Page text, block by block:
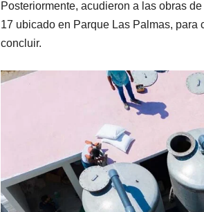
Posteriormente, acudieron a las obras
17 ubicado en Parque Las Palmas,
concluir.